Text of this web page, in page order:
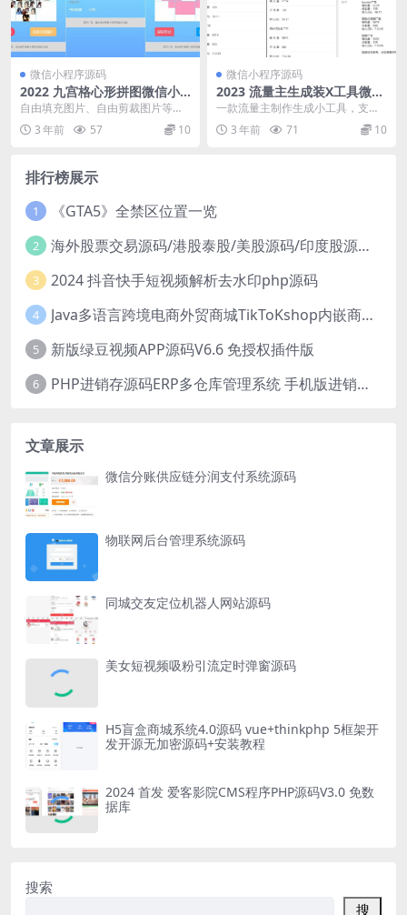
微信小程序源码
2022 九宫格心形拼图微信小
程序源码 带流量主
自由填充图片、自由剪裁图片等。
并带有流量主广告位，有需要的可
以下载看看。
3 年前 57 10
微信小程序源码
2023 流量主生成装X工具微信
小程序源码 支持公众号和小程
序
一款流量主制作生成小工具，支持
小程序流量主图制作生成，也支持
公众号的流量主制作生...
3 年前 71 10
排行榜展示
1 《GTA5》全禁区位置一览
2 海外股票交易源码/港股泰股/美股源码/印度股源码/马拉西亚股票源码/国际股票配资
3 2024 抖音快手短视频解析去水印php源码
4 Java多语言跨境电商外贸商城TikToKshop内嵌商城I商家入驻I一键铺
5 新版绿豆视频APP源码V6.6 免授权插件版
6 PHP进销存源码ERP多仓库管理系统 手机版进销存 php网络版进销存小程序
文章展示
微信分账供应链分润支付系统源码
物联网后台管理系统源码
同城交友定位机器人网站源码
美女短视频吸粉引流定时弹窗源码
H5盲盒商城系统4.0源码 vue+thinkphp 5框架开
发开源无加密源码+安装教程
2024 首发 爱客影院CMS程序PHP源码V3.0 免数
据库
搜索
搜